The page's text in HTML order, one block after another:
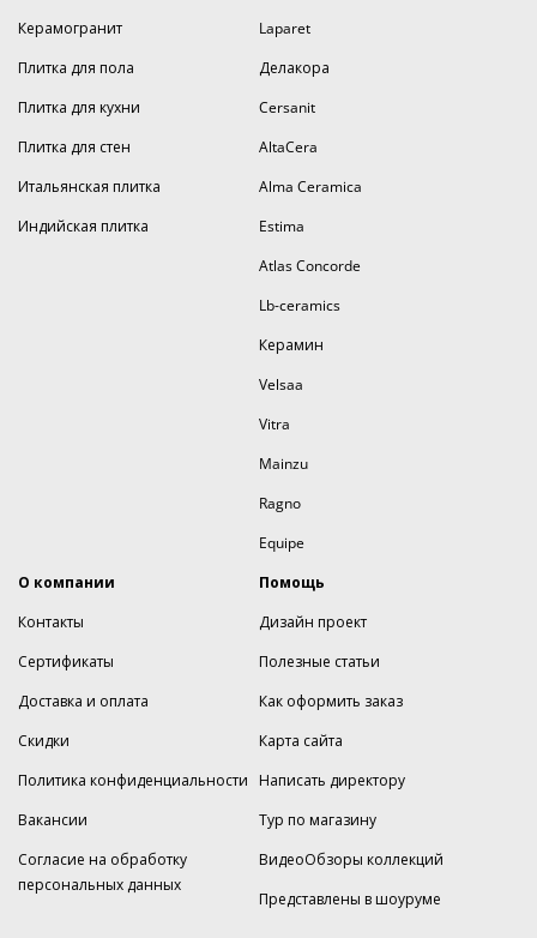
Керамогранит
Плитка для пола
Плитка для кухни
Плитка для стен
Итальянская плитка
Индийская плитка
Laparet
Делакора
Cersanit
AltaCera
Alma Ceramica
Estima
Atlas Concorde
Lb-ceramics
Керамин
Velsaa
Vitra
Mainzu
Ragno
Equipe
О компании
Контакты
Сертификаты
Доставка и оплата
Скидки
Политика конфиденциальности
Вакансии
Согласие на обработку
персональных данных
Помощь
Дизайн проект
Полезные статьи
Как оформить заказ
Карта сайта
Написать директору
Тур по магазину
ВидеоОбзоры коллекций
Представлены в шоуруме